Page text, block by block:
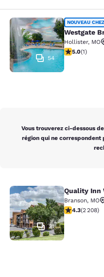
Westgate
54
NOUVEAU
Westgate
Hollister, MO
5 étoiles.
5.0(1)
Vous trouverez ci-dessous
région qui ne correspondent
Quality Inn
31
Quality Inn
Branson, MO
4.28 étoiles.
4.3(2 208)